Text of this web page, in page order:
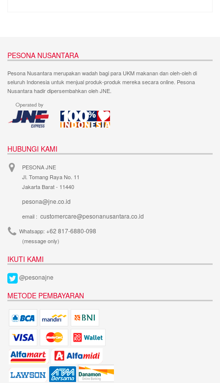
PESONA NUSANTARA
Pesona Nusantara merupakan wadah bagi para UKM makanan dan oleh-oleh di
seluruh Indonesia untuk menjual produk-produk mereka secara online. Pesona
Nusantara hadir dipersembahkan oleh JNE.
HUBUNGI KAMI
PESONA JNE
Jl. Tomang Raya No. 11
Jakarta Barat - 11440
pesona@jne.co.id
email : customercare@pesonanusantara.co.id
Whatsapp: +62 817-6880-098
(message only)
IKUTI KAMI
@pesonajne
METODE PEMBAYARAN